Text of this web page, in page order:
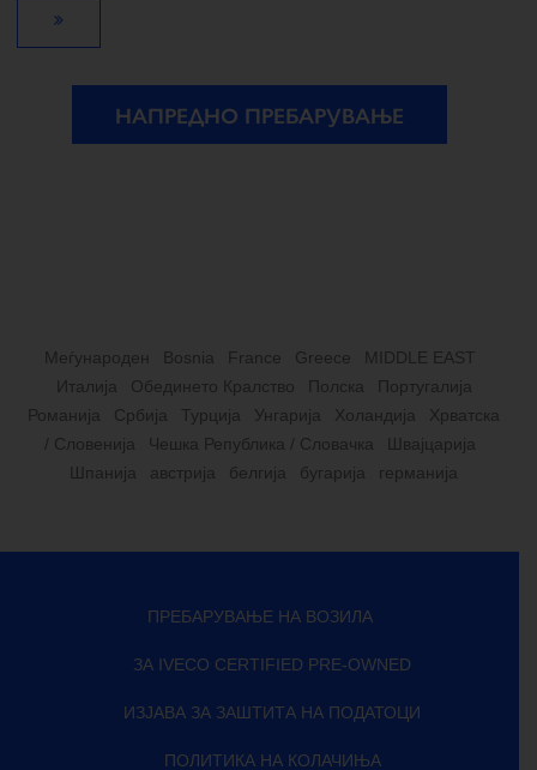
НАПРЕДНО ПРЕБАРУВАЊЕ
Меѓународен Bosnia France Greece
MIDDLE EAST
Италија
Обединето Кралство Полска
Португалија
Романија
Србија Турција Унгарија Холандија
Хрватска
/ Словенија
Чешка Република / Словачка
Швајцарија
Шпанија
австрија белгија бугарија германија
ПРЕБАРУВАЊЕ НА ВОЗИЛА
ЗА IVECO CERTIFIED PRE-OWNED
ИЗЈАВА ЗА ЗАШТИТА НА ПОДАТОЦИ
ПОЛИТИКА НА КОЛАЧИЊА